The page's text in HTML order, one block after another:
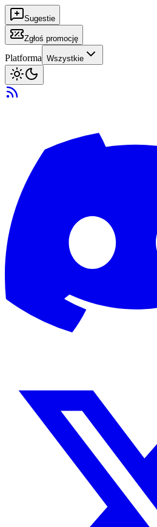
Sugestie
Zgłoś promocję
Platforma Wszystkie